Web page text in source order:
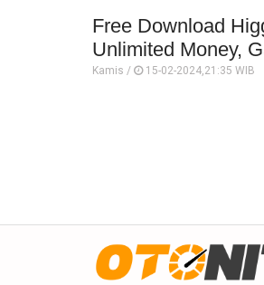
Free Download
Unlimited Money,
Kamis / 15-02-2024,21:35 WIB